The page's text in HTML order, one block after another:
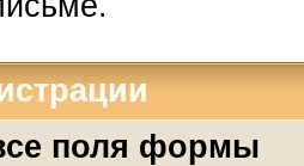
поля формы